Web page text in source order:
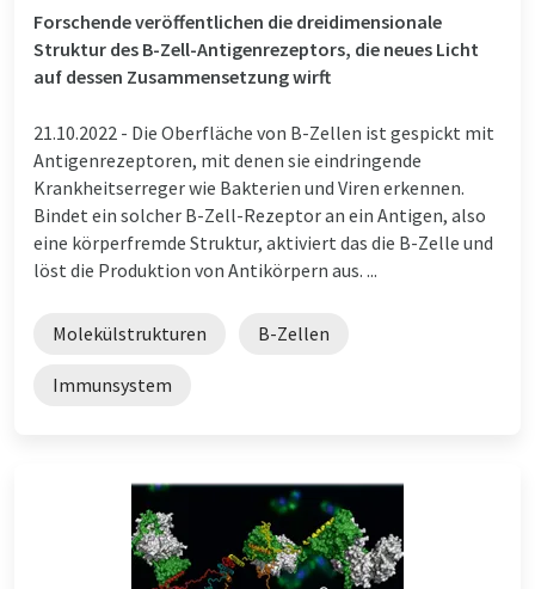
Forschende veröffentlichen die dreidimensionale
Struktur des B-Zell-Antigenrezeptors, die neues Licht
auf dessen Zusammensetzung wirft
21.10.2022 - Die Oberfläche von B-Zellen ist gespickt mit
Antigenrezeptoren, mit denen sie eindringende
Krankheitserreger wie Bakterien und Viren erkennen.
Bindet ein solcher B-Zell-Rezeptor an ein Antigen, also
eine körperfremde Struktur, aktiviert das die B-Zelle und
löst die Produktion von Antikörpern aus. ...
Molekülstrukturen B-Zellen
Immunsystem